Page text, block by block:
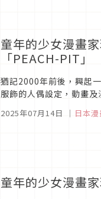
童年的少女漫畫
「PEACH-PIT」
猶記2000年前後，興起
服飾的人偶設定，動畫
2025年07月14日 ｜ 日本漫
童年的少女漫畫